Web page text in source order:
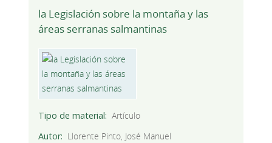
la Legislación sobre la montaña y las
áreas serranas salmantinas
Tipo de material
Artículo
Autor
Llorente Pinto, José Manuel